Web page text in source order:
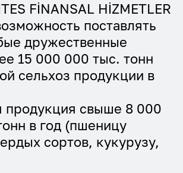
FİNANSAL HİZMETLER
поставлять
дружественные
15 000 000 тыс. тонн
сельхоз продукции в
продукция свыше 8 000
в год (пшеницу
сортов, кукурузу,